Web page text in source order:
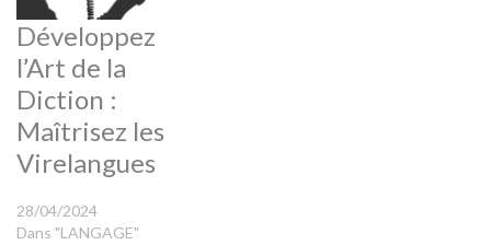
Développez
l’Art de la
Diction :
Maîtrisez les
Virelangues
28/04/2024
Dans "LANGAGE"